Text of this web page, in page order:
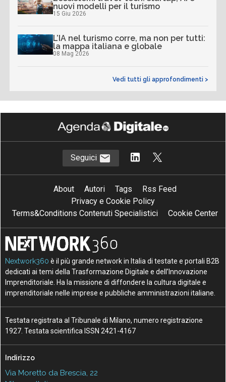
nuovi modelli per il turismo
15 Giu 2026
L’IA nel turismo corre, ma non per tutti:
la mappa italiana e globale
08 Mag 2026
Vedi tutti gli approfondimenti >
Seguici
About Autori Tags
Rss Feed
Privacy e Cookie Policy
Terms&Conditions Contenuti Specialistici
Cookie Center
Nextwork360 è il più grande network in Italia di testate e portali B2B
dedicati ai temi della Trasformazione Digitale e dell’Innovazione
Imprenditoriale. Ha la missione di diffondere la cultura digitale e
imprenditoriale nelle imprese e pubbliche amministrazioni italiane.
Testata registrata al Tribunale di Milano, numero registrazione
1927. Testata scientifica ISSN 2421-4167
Indirizzo
Via Moretto da Brescia, 22